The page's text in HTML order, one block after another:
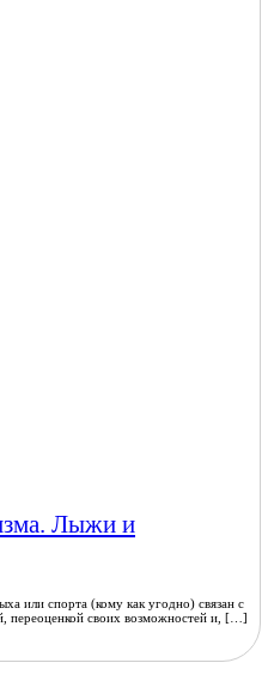
Лыжи и
или спорта (кому как угодно) связан с
переоценкой своих возможностей и, […]